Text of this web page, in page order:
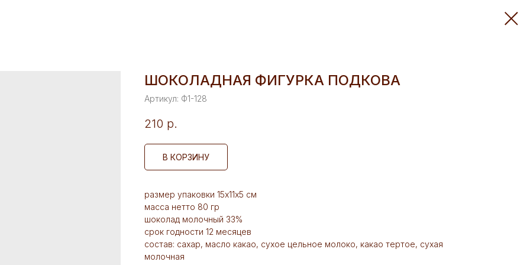
ШОКОЛАДНАЯ ФИГУРКА ПОДКОВА
Артикул: Ф1-128
210 р.
В КОРЗИНУ
размер упаковки 15х11х5 см
масса нетто 80 гр
шоколад молочный 33%
срок годности 12 месяцев
состав: сахар, масло какао, сухое цельное молоко, какао тертое, сухая
молочная